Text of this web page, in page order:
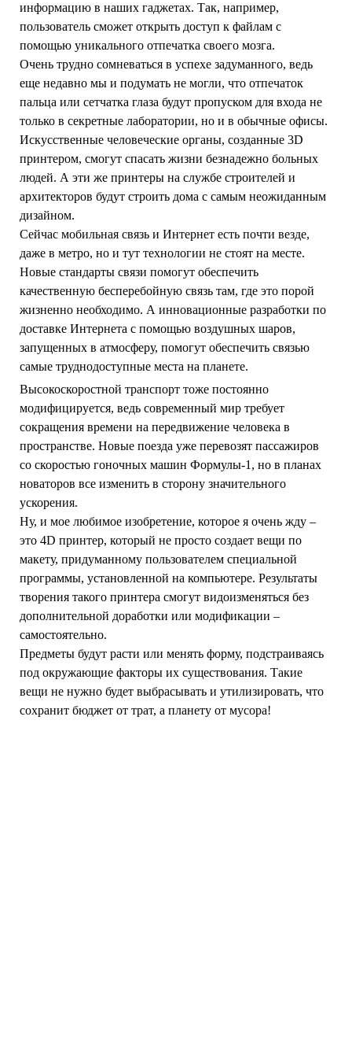
информацию в наших гаджетах. Так, например,
пользователь сможет открыть доступ к файлам с
помощью уникального отпечатка своего мозга.
Очень трудно сомневаться в успехе задуманного, ведь
еще недавно мы и подумать не могли, что отпечаток
пальца или сетчатка глаза будут пропуском для входа не
только в секретные лаборатории, но и в обычные офисы.
Искусственные человеческие органы, созданные 3D
принтером, смогут спасать жизни безнадежно больных
людей. А эти же принтеры на службе строителей и
архитекторов будут строить дома с самым неожиданным
дизайном.
Сейчас мобильная связь и Интернет есть почти везде,
даже в метро, но и тут технологии не стоят на месте.
Новые стандарты связи помогут обеспечить
качественную бесперебойную связь там, где это порой
жизненно необходимо. А инновационные разработки по
доставке Интернета с помощью воздушных шаров,
запущенных в атмосферу, помогут обеспечить связью
самые труднодоступные места на планете.
Высокоскоростной транспорт тоже постоянно
модифицируется, ведь современный мир требует
сокращения времени на передвижение человека в
пространстве. Новые поезда уже перевозят пассажиров
со скоростью гоночных машин Формулы-1, но в планах
новаторов все изменить в сторону значительного
ускорения.
Ну, и мое любимое изобретение, которое я очень жду –
это 4D принтер, который не просто создает вещи по
макету, придуманному пользователем специальной
программы, установленной на компьютере. Результаты
творения такого принтера смогут видоизменяться без
дополнительной доработки или модификации –
самостоятельно.
Предметы будут расти или менять форму, подстраиваясь
под окружающие факторы их существования. Такие
вещи не нужно будет выбрасывать и утилизировать, что
сохранит бюджет от трат, а планету от мусора!